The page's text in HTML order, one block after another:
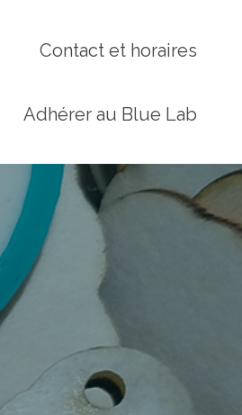
Contact et horaires
Adhérer au Blue Lab